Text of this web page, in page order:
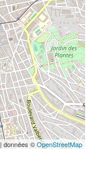
| données ©OpenStreetMap